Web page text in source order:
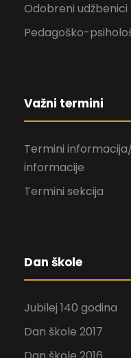
Odobreni udžbenici
Pedagoško-
Važni termini
Termini
informacije
Termini sekcija
Dan škole
Jubilej 140 godina
Dan škole 2017